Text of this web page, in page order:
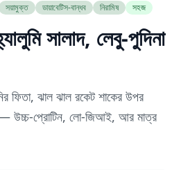
সয়ামুক্ত ডায়াবেটিস-বান্ধব নিরামিষ সহজ
সালাদ, লেবু-পুদিনা
ফিতা, ঝাল ঝাল রকেট শাকের উপর
— উচ্চ-প্রোটিন, লো-জিআই, আর মাত্র